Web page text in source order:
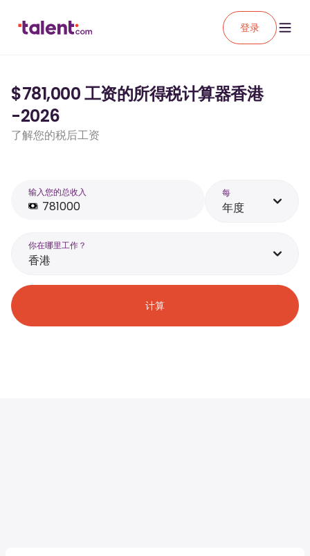
登录
$781,000 工资的所得税计算器香港
-2026
了解您的税后工资
输入您的总收入 每
年度
你在哪里工作？
香港
计算